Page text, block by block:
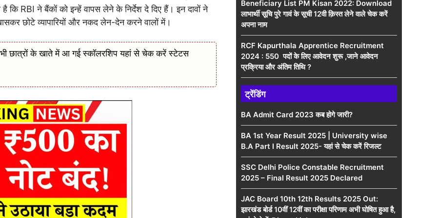
RBI ने बैंकों को इन्हें वापस लेने के निर्देश दे दिए हैं। इन दावों ने
छोटे व्यापारियों और नकद लेन-देन करने वालों में।
के खाते में आ गई स्कॉलरशिप यहां से चेक करें स्टेटस
Beneficiary List PM Kisan 2022: Download
लाभार्थी सूचि पुरे गावं के सूची 12वी क़िस्त लेने वाले चेक करें
अपना नाम
RCF Kapurthala Apprentice Recruitment
2024 : 550 पदों के लिए आवेदन शुरू ,जाने आवेदन
प्रक्रिया और अंतिम तिथि ?
ट्रेंडिंग
BA Admit Card 2023 कब होगे जारी?
BA 1st Year Result 2025 | University wise
B.A Part I Result 2025- यहां से चेक करें रिजल्ट
SSC Delhi Police Constable Recruitment
2025 – Final Result 2025 Declared
JAC Board 10th 12th Results 2025 Out:
झारखंड बोर्ड 10वीं 12वीं का परीक्षा परिणाम अभी घोषित हुआ है,